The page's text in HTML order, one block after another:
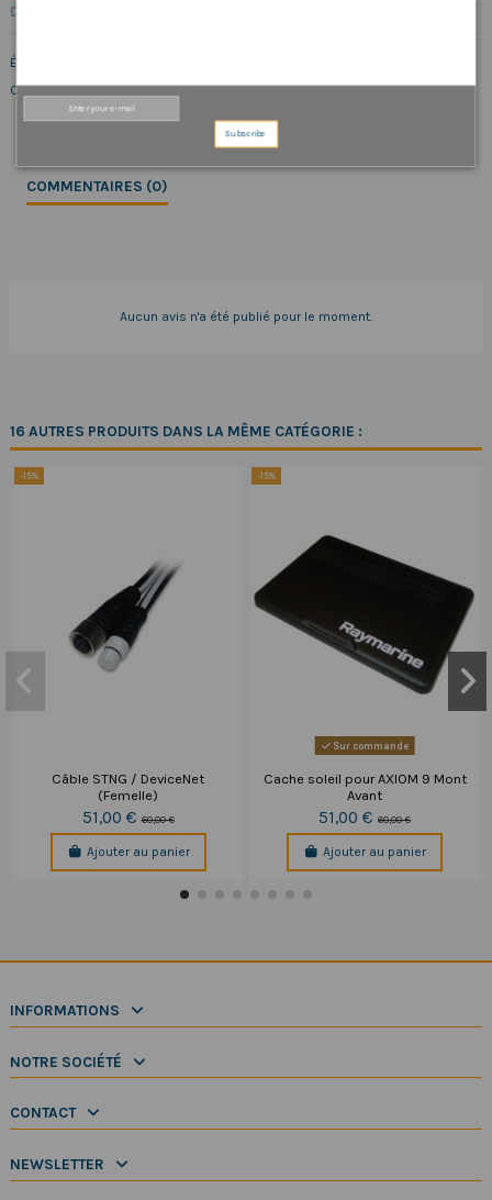
DÉTAILS DU PRODUIT
Étrier de mât Alpha Performance de 23 cm. Format paysage
Construction légère et robuste en aluminium pour une durabilité ultime.
COMMENTAIRES (0)
Aucun avis n'a été publié pour le moment.
16 AUTRES PRODUITS DANS LA MÊME CATÉGORIE :
-15%
Câble STNG / DeviceNet
(Femelle)
51,00 €60,00 €
Ajouter au panier
-15%
Sur commande
Cache soleil pour AXIOM 9 Mont
Avant
51,00 €60,00 €
Ajouter au panier
INFORMATIONS
NOTRE SOCIÉTÉ
CONTACT
NEWSLETTER
Subscribe